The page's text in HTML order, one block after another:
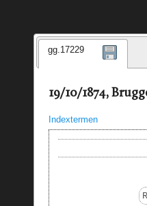
gg.17229
19/10/1874,
Indextermen